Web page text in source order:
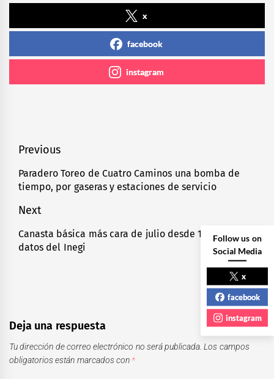
x
facebook
instagram
Navegación
de
entradas
Previous
Previous
post:
Paradero Toreo de Cuatro Caminos una bomba de
tiempo, por gaseras y estaciones de servicio
Next
Next
post:
Canasta básica más cara de julio desde 1992, según
datos del Inegi
Deja una respuesta
Tu dirección de correo electrónico no será publicada. Los campos
obligatorios están marcados con *
Follow us on
Social Media
x
facebook
instagram